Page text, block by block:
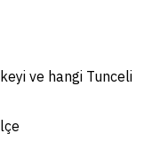
ve hangi Tunceli